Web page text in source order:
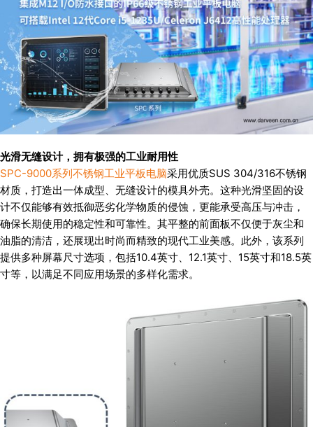
光滑无缝设计，拥有极强的工业耐用性
SPC-9000系列不锈钢工业平板电脑采用优质SUS 304/316不锈钢
材质，打造出一体成型、无缝设计的模具外壳。这种光滑坚固的设
计不仅能够有效抵御恶劣化学物质的侵蚀，更能承受高压与冲击，
确保长期使用的稳定性和可靠性。其平整的前面板不仅便于灰尘和
油脂的清洁，还展现出时尚而精致的现代工业美感。此外，该系列
提供多种屏幕尺寸选项，包括10.4英寸、12.1英寸、15英寸和18.5英
寸等，以满足不同应用场景的多样化需求。